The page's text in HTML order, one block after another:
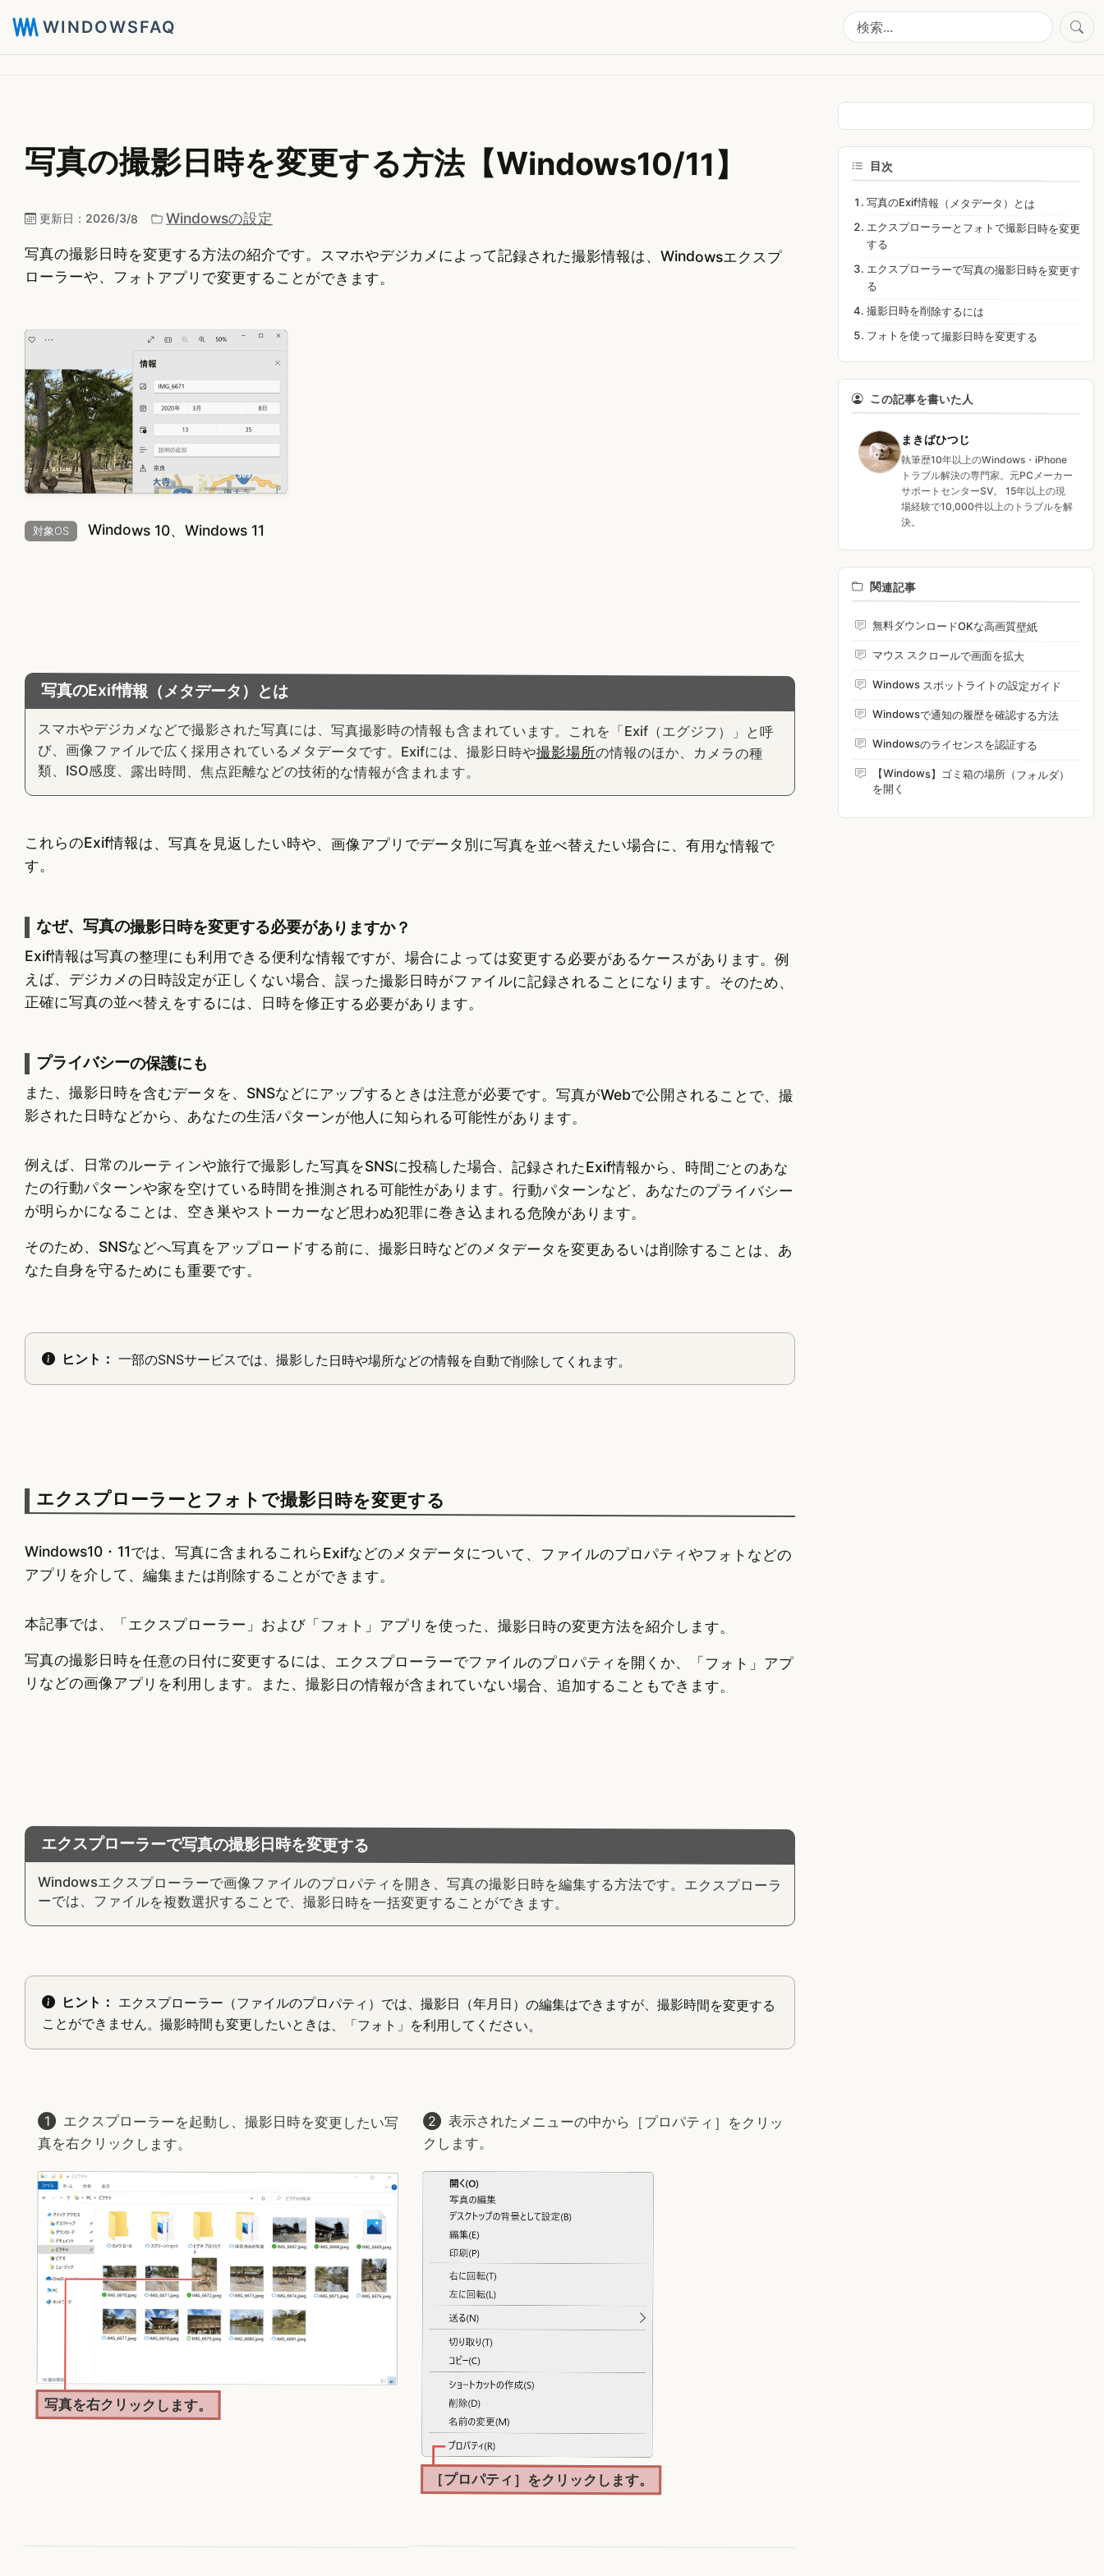
WINDOWSFAQ
写真の撮影日時を変更する方法【Windows10/11】
更新日： 2026/3/8 Windowsの設定
写真の撮影日時を変更する方法の紹介です。スマホやデジカメによって記録された撮影情報は、Windowsエクスプ
ローラーや、フォトアプリで変更することができます。
対象OS Windows 10、Windows 11
写真のExif情報（メタデータ）とは
スマホやデジカメなどで撮影された写真には、写真撮影時の情報も含まれています。これを「Exif（エグジフ）」と呼
び、画像ファイルで広く採用されているメタデータです。Exifには、撮影日時や撮影場所の情報のほか、カメラの種
類、ISO感度、露出時間、焦点距離などの技術的な情報が含まれます。
これらのExif情報は、写真を見返したい時や、画像アプリでデータ別に写真を並べ替えたい場合に、有用な情報で
す。
なぜ、写真の撮影日時を変更する必要がありますか？
Exif情報は写真の整理にも利用できる便利な情報ですが、場合によっては変更する必要があるケースがあります。例
えば、デジカメの日時設定が正しくない場合、誤った撮影日時がファイルに記録されることになります。そのため、
正確に写真の並べ替えをするには、日時を修正する必要があります。
プライバシーの保護にも
また、撮影日時を含むデータを、SNSなどにアップするときは注意が必要です。写真がWebで公開されることで、撮
影された日時などから、あなたの生活パターンが他人に知られる可能性があります。
例えば、日常のルーティンや旅行で撮影した写真をSNSに投稿した場合、記録されたExif情報から、時間ごとのあな
たの行動パターンや家を空けている時間を推測される可能性があります。行動パターンなど、あなたのプライバシー
が明らかになることは、空き巣やストーカーなど思わぬ犯罪に巻き込まれる危険があります。
そのため、SNSなどへ写真をアップロードする前に、撮影日時などのメタデータを変更あるいは削除することは、あ
なた自身を守るためにも重要です。
ヒント： 一部のSNSサービスでは、撮影した日時や場所などの情報を自動で削除してくれます。
エクスプローラーとフォトで撮影日時を変更する
Windows10・11では、写真に含まれるこれらExifなどのメタデータについて、ファイルのプロパティやフォトなどの
アプリを介して、編集または削除することができます。
本記事では、「エクスプローラー」および「フォト」アプリを使った、撮影日時の変更方法を紹介します。
写真の撮影日時を任意の日付に変更するには、エクスプローラーでファイルのプロパティを開くか、「フォト」アプ
リなどの画像アプリを利用します。また、撮影日の情報が含まれていない場合、追加することもできます。
エクスプローラーで写真の撮影日時を変更する
Windowsエクスプローラーで画像ファイルのプロパティを開き、写真の撮影日時を編集する方法です。エクスプローラ
ーでは、ファイルを複数選択することで、撮影日時を一括変更することができます。
ヒント： エクスプローラー（ファイルのプロパティ）では、撮影日（年月日）の編集はできますが、撮影時間を変更する
ことができません。撮影時間も変更したいときは、「フォト」を利用してください。
エクスプローラーを起動し、撮影日時を変更したい写
真を右クリックします。
写真を右クリックします。
表示されたメニューの中から［プロパティ］をクリッ
クします。
［プロパティ］をクリックします。
目次
写真のExif情報（メタデータ）とは
エクスプローラーとフォトで撮影日時を変更
する
エクスプローラーで写真の撮影日時を変更す
る
撮影日時を削除するには
フォトを使って撮影日時を変更する
この記事を書いた人
まきばひつじ
執筆歴10年以上のWindows・iPhone
トラブル解決の専門家。元PCメーカー
サポートセンターSV。 15年以上の現
場経験で10,000件以上のトラブルを解
決。
関連記事
無料ダウンロードOKな高画質壁紙
マウス スクロールで画面を拡大
Windows スポットライトの設定ガイド
Windowsで通知の履歴を確認する方法
Windowsのライセンスを認証する
【Windows】ゴミ箱の場所（フォルダ）
を開く